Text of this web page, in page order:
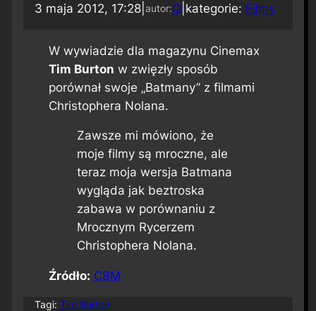
3 maja 2012, 17:28| autor:Q kategorie: Filmy
W wywiadzie dla magazynu Cinemax
Tim Burton w zwięzły sposób
porównał swoje „Batmany” z filmami
Christophera Nolana.
Zawsze mi mówiono, że
moje filmy są mroczne, ale
teraz moja wersja Batmana
wygląda jak beztroska
zabawa w porównaniu z
Mrocznym Rycerzem
Christophera Nolana.
Źródło: CBM
Tagi: Tim Burton